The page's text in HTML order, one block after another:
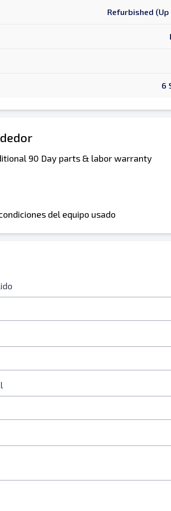
Refurbished (Up
6
90 Day parts & labor warranty
del equipo usado
de teléfono móvil